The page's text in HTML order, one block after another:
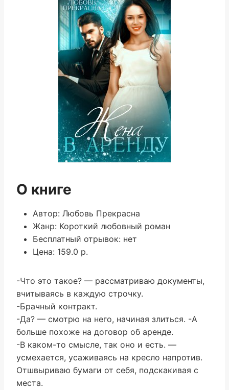
О книге
Автор: Любовь Прекрасна
Жанр: Короткий любовный роман
Бесплатный отрывок: нет
Цена: 159.0 р.
-Что это такое? — рассматриваю документы,
вчитываясь в каждую строчку.
-Брачный контракт.
-Да? — смотрю на него, начиная злиться. -А
больше похоже на договор об аренде.
-В каком-то смысле, так оно и есть. —
усмехается, усаживаясь на кресло напротив.
Отшвыриваю бумаги от себя, подскакивая с
места.